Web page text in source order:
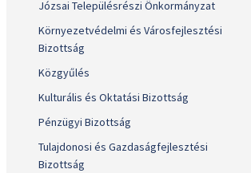
Józsai Településrészi Önkormányzat
Környezetvédelmi és Városfejlesztési
Bizottság
Közgyűlés
Kulturális és Oktatási Bizottság
Pénzügyi Bizottság
Tulajdonosi és Gazdaságfejlesztési
Bizottság